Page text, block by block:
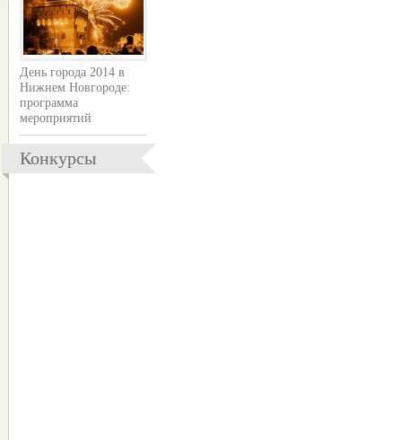
День города 2014 в
Нижнем Новгороде:
программа
мероприятий
Конкурсы